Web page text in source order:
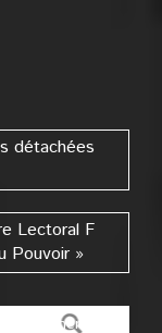
détachées
Lectoral F
Pouvoir »